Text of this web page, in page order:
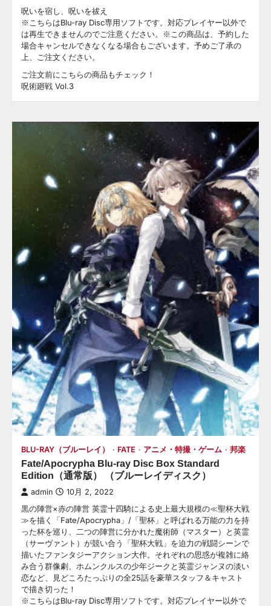
呪いを宿し、呪いを祓え
※こちらはBlu-ray Disc専用ソフトです。対応プレイヤー以外で
は再生できませんのでご注意ください。※この商品は、予約した
場合キャンセルできなくなる場合もございます。予めご了承の
上、ご注文ください。
ご注文前にこちらの商品もチェック！
呪術廻戦 Vol.3
BLU-RAY（ブルーレイ） FATE アニメ・特撮・ゲーム 邦楽
Fate/Apocrypha Blu-ray Disc Box Standard
Edition（通常版） （ブルーレイディスク）
admin 10月 2, 2022
黒の陣営×赤の陣営 英霊十四騎による史上最大規模の≪聖杯大戦
≫を描く「Fate/Apocrypha」/「聖杯」と呼ばれる万能の力を持
った杯を巡り、二つの陣営に分かれた魔術師（マスター）と英霊
（サーヴァント）が競い合う「聖杯大戦」を迫力の戦闘シーンで
描いたファンタジーアクション大作。それぞれの思惑が複雑に絡
み合う群像劇、ホムンクルスの少年ジークと英霊ジャンヌの淡い
恋など、見どころたっぷりの全25話を豪華スタッフ＆キャスト
で描き切った！
※こちらはBlu-ray Disc専用ソフトです。対応プレイヤー以外で